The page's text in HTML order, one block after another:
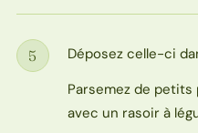
Étape
5
Déposez celle-ci
Parsemez de
avec un rasoir à